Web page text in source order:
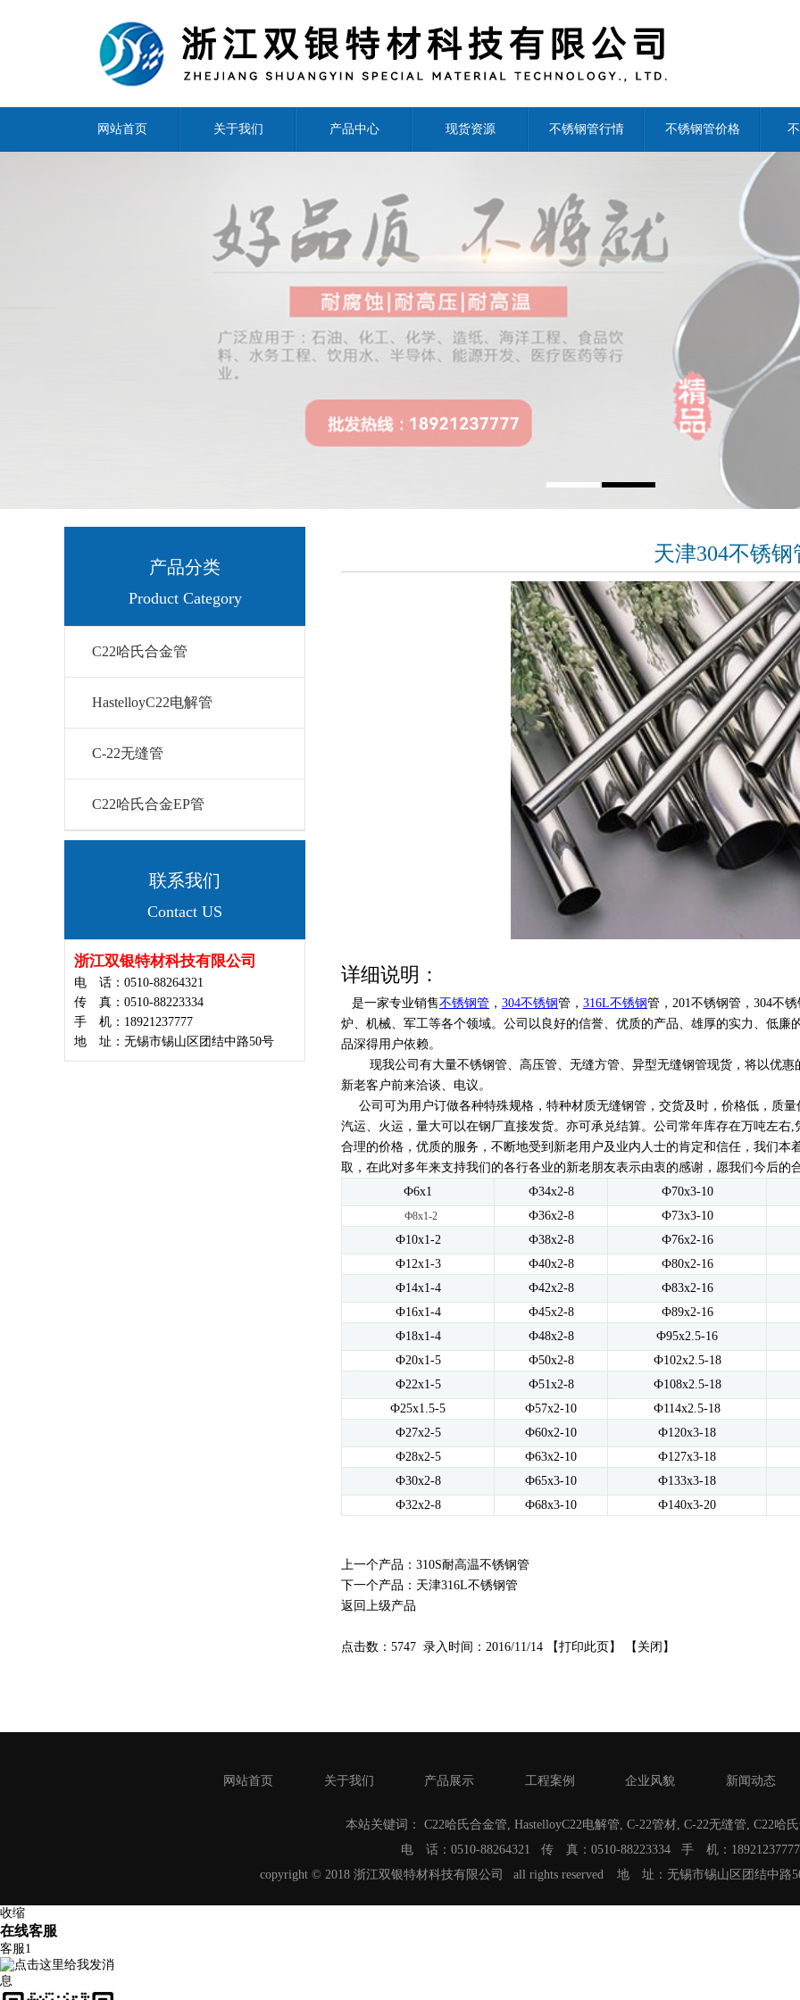
网站首页 关于我们 产品中心 现货资源 不锈钢管行情 不锈钢管价格
产品分类
Product Category
C22哈氏合金管
HastelloyC22电解管
C-22无缝管
C22哈氏合金EP管
联系我们
Contact US
浙江双银特材科技有限公司
电 话：0510-88264321
传 真：0510-88223334
手 机：18921237777
地 址：无锡市锡山区团结中路50号
天津304不锈钢
详细说明：
是一家专业销售不锈钢管 ， 304不锈钢管， 316L不锈钢管，201不锈钢管，304不
炉、机械、军工等各个领域。公司以良好的信誉、优质的产品、雄厚的实力、低
品深得用户依赖。
现我公司有大量不锈钢管、高压管、无缝方管、异型无缝钢管现货，将以优惠
新老客户前来洽谈、电议。
公司可为用户订做各种特殊规格，特种材质无缝钢管，交货及时，价格低，质
汽运、火运，量大可以在钢厂直接发货。亦可承兑结算。 公司常年库存在万吨左右,
合理的价格，优质的服务，不断地受到新老用户及业内人士的肯定和信任，我们本
取，在此对多年来支持我们的各行各业的新老朋友表示由衷的感谢，愿我们今后的
Ф6x1
Ф34x2-8 Ф70x3-10
Ф8x1-2 Ф36x2-8
Ф73x3-10
Ф10x1-2
Ф38x2-8
Ф76x2-16
Ф12x1-3
Ф40x2-8
Ф80x2-16
Ф14x1-4
Ф42x2-8
Ф83x2-16
Ф16x1-4
Ф45x2-8
Ф89x2-16
Ф18x1-4
Ф48x2-8
Ф95x2.5-16
Ф20x1-5
Ф50x2-8
Ф102x2.5-18
Ф22x1-5
Ф51x2-8
Ф108x2.5-18
Ф25x1.5-5
Ф57x2-10
Ф114x2.5-18
Ф27x2-5
Ф60x2-10
Ф120x3-18
Ф28x2-5
Ф63x2-10
Ф127x3-18
Ф30x2-8
Ф65x3-10
Ф133x3-18
Ф32x2-8
Ф68x3-10 Ф140x3-20
上一个产品： 310S耐高温不锈钢管
下一个产品： 天津316L不锈钢管
返回上级产品
点击数：5747 录入时间：2016/11/14 【打印此页 】 【 关闭 】
网站首页 关于我们 产品展示 工程案例 企业风貌 新闻动态
本站关键词： C22哈氏合金管, HastelloyC22电解管, C-22管材, C-22无缝管, C22哈
电 话：0510-88264321 传 真：0510-88223334 手 机：18921237777
copyright © 2018 浙江双银特材科技有限公司 all rights reserved 地 址：无锡市锡山区团结中
收缩
在线客服
客服1